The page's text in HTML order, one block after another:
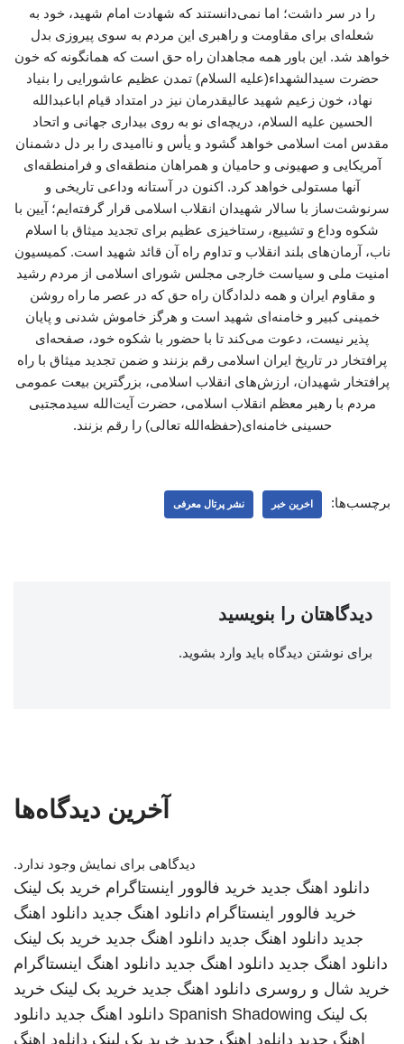
را در سر داشت؛ اما نمی‌دانستند که شهادت امام شهید، خود به
شعله‌ای برای مقاومت و راهبری این مردم به سوی پیروزی بدل
خواهد شد. این باور همه مجاهدان راه حق است که همانگونه که خون
حضرت سیدالشهداء(علیه السلام) تمدن عظیم عاشورایی را بنیاد
نهاد، خون زعیم شهید عالیقدرمان نیز در امتداد قیام اباعبدالله
الحسین علیه السلام، دریچه‌ای نو به روی بیداری جهانی و اتحاد
مقدس امت اسلامی خواهد گشود و یأس و ناامیدی را بر دل دشمنان
آمریکایی و صهیونی و حامیان و همراهان منطقه‌ای و فرامنطقه‌ای
آنها مستولی خواهد کرد. اکنون در آستانه وداعی تاریخی و
سرنوشت‌ساز با سالار شهیدان انقلاب اسلامی قرار گرفته‌ایم؛ آیین با
شکوه وداع و تشییع، رستاخیزی عظیم برای تجدید میثاق با اسلام
ناب، آرمان‌های بلند انقلاب و تداوم راه آن قائد شهید است. کمیسیون
امنیت ملی و سیاست خارجی مجلس شورای اسلامی از مردم رشید
و مقاوم ایران و همه دلدادگان راه حق که در عصر ما راه روشن
خمینی کبیر و خامنه‌ای شهید است و هرگز خاموش‌ شدنی و پایان
پذیر نیست، دعوت می‌کند تا با حضور با شکوه خود، صفحه‌ای
پرافتخار در تاریخ ایران اسلامی رقم بزنند و ضمن تجدید میثاق با راه
پرافتخار شهیدان، ارزش‌های انقلاب اسلامی، بزرگترین بیعت عمومی
مردم با رهبر معظم انقلاب اسلامی، حضرت آیت‌الله سیدمجتبی
حسینی خامنه‌ای(حفظه‌الله تعالی) را رقم بزنند.
برچسب‌ها: اخرین خبر نشر پرتال معرفی
دیدگاهتان را بنویسید
برای نوشتن دیدگاه باید وارد بشوید.
آخرین دیدگاه‌ها
دیدگاهی برای نمایش وجود ندارد.
دانلود اهنگ جدید خرید فالوور اینستاگرام خرید بک لینک
خرید فالوور اینستاگرام دانلود اهنگ جدید دانلود اهنگ
جدید دانلود اهنگ جدید دانلود اهنگ جدید خرید بک لینک
دانلود اهنگ جدید دانلود اهنگ جدید دانلود اهنگ اینستاگرام
خرید شال و روسری دانلود اهنگ جدید خرید بک لینک خرید
بک لینک Spanish Shadowing دانلود اهنگ جدید دانلود
اهنگ جدید دانلود اهنگ جدید خرید بک لینک دانلود اهنگ